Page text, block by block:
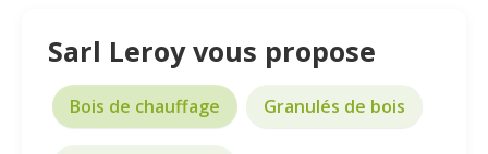
Sarl Leroy vous propose
Bois de chauffage Granulés de bois